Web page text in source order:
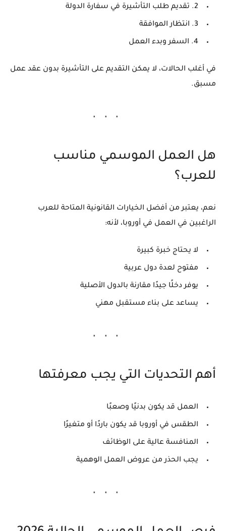
2. تقديم طلب التأشيرة في سفارة الدولة
3. انتظار الموافقة
4. السفر وبدء العمل
في أغلب الحالات، لا يمكن التقديم على التأشيرة بدون عقد عمل
مسبق.
هل العمل الموسمي مناسب
للعرب؟
نعم، يعتبر من أفضل الخيارات القانونية المتاحة للعرب
الراغبين في العمل في أوروبا، لأنه:
لا يحتاج خبرة كبيرة
مفتوح لعدة دول عربية
يوفر دخلًا جيدًا مقارنة بالدول الأصلية
يساعد على بناء مستقبل مهني
أهم التحديات التي يجب معرفتها
العمل قد يكون بدنيًا وصعبًا
الطقس في أوروبا قد يكون باردًا أو متغيرًا
المنافسة عالية على الوظائف
يجب الحذر من عروض العمل الوهمية